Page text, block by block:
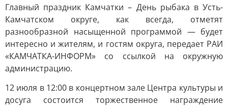
Главный праздник Камчатки – День рыбака в Усть-
Камчатском округе, как всегда, отметят
разнообразной насыщенной программой — будет
интересно и жителям, и гостям округа, передает РАИ
«КАМЧАТКА-ИНФОРМ» со ссылкой на окружную
администрацию.
12 июля в 12:00 в концертном зале Центра культуры и
досуга состоится торжественное награждение